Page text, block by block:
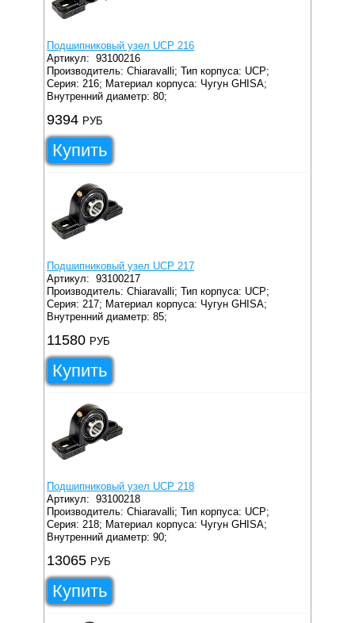
Подшипниковый узел UCP 216
Артикул:93100216
Производитель: Chiaravalli; Тип корпуса: UCP;
Серия: 216; Материал корпуса: Чугун GHISA;
Внутренний диаметр: 80;
9394 РУБ
Купить
Подшипниковый узел UCP 217
Артикул:93100217
Производитель: Chiaravalli; Тип корпуса: UCP;
Серия: 217; Материал корпуса: Чугун GHISA;
Внутренний диаметр: 85;
11580 РУБ
Купить
Подшипниковый узел UCP 218
Артикул:93100218
Производитель: Chiaravalli; Тип корпуса: UCP;
Серия: 218; Материал корпуса: Чугун GHISA;
Внутренний диаметр: 90;
13065 РУБ
Купить